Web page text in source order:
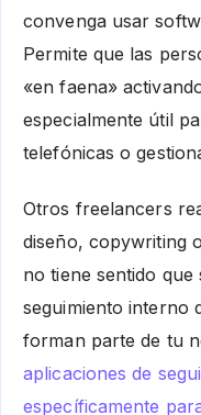
convenga usar
Permite que las
«en faena»
especialmente útil
telefónicas o
Otros freelancers
diseño, copywriting
no tiene sentido que
seguimiento interno
forman parte de tu
aplicaciones de
específicamente